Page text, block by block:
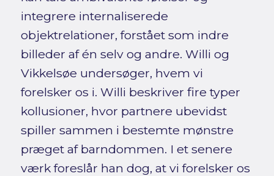
integrere internaliserede
objektrelationer, forstået som indre
billeder af én selv og andre. Willi og
Vikkelsøe undersøger, hvem vi
forelsker os i. Willi beskriver fire typer
kollusioner, hvor partnere ubevidst
spiller sammen i bestemte mønstre
præget af barndommen. I et senere
værk foreslår han dog, at vi forelsker os